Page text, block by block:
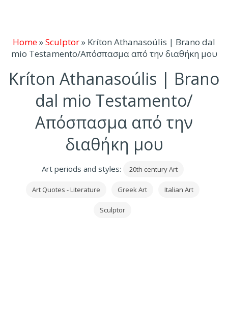
Home»Sculptor» Kríton Athanasoúlis | Brano dal
mio Testamento/Απόσπασμα από την διαθήκη μου
Kríton Athanasoúlis | Brano
dal mio Testamento/
Απόσπασμα από την
διαθήκη μου
Art periods and styles: 20th century Art
Art Quotes - Literature Greek Art Italian Art
Sculptor